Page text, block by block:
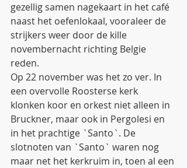
gezellig samen nagekaart in het café
naast het oefenlokaal, vooraleer de
strijkers weer door de kille
novembernacht richting Belgie
reden.
Op 22 november was het zo ver. In
een overvolle Roosterse kerk
klonken koor en orkest niet alleen in
Bruckner, maar ook in Pergolesi en
in het prachtige `Santo`. De
slotnoten van `Santo` waren nog
maar net het kerkruim in, toen al een